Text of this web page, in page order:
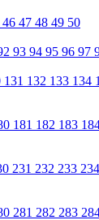
46 47 48 49 50
93 94 95 96 97
131 132 133 134
181 182 183
231 232 233 234
281 282 283